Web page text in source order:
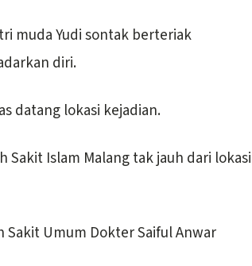
muda Yudi sontak berteriak
diri.
datang lokasi kejadian.
Islam Malang tak jauh dari lokasi
Sakit Umum Dokter Saiful Anwar